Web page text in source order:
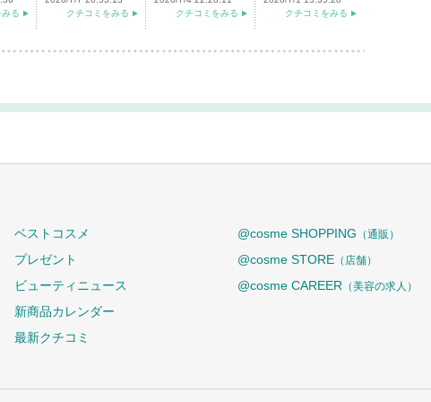
る
クチコミをみる
クチコミをみる
クチコミをみる
ベストコスメ
プレゼント
ビューティニュース
新商品カレンダー
最新クチコミ
@cosme SHOPPING （通販）
@cosme STORE （店舗）
@cosme CAREER （美容の求人）